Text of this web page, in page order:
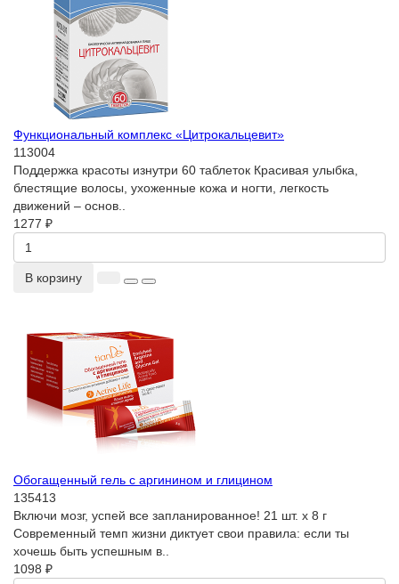
Функциональный комплекс «Цитрокальцевит»
113004
Поддержка красоты изнутри 60 таблеток Красивая улыбка,
блестящие волосы, ухоженные кожа и ногти, легкость
движений – основ..
1277 ₽
В корзину
Обогащенный гель с аргинином и глицином
135413
Включи мозг, успей все запланированное! 21 шт. х 8 г
Современный темп жизни диктует свои правила: если ты
хочешь быть успешным в..
1098 ₽